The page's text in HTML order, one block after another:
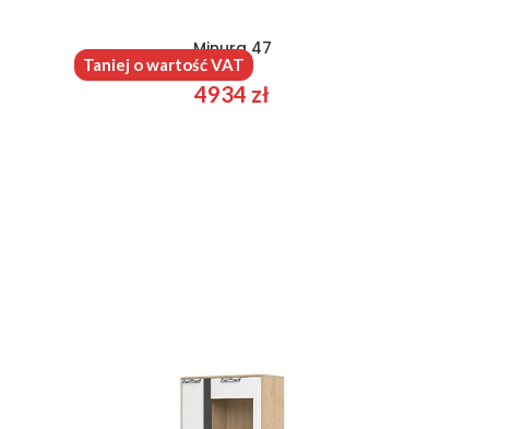
Minura 47
4934 zł
Taniej o wartość VAT